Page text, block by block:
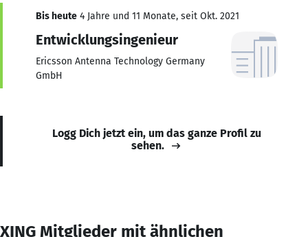
Bis heute 4 Jahre und 11 Monate, seit Okt. 2021
Entwicklungsingenieur
Ericsson Antenna Technology Germany
GmbH
Logg Dich jetzt ein, um das ganze Profil zu
sehen.
XING Mitglieder mit ähnlichen